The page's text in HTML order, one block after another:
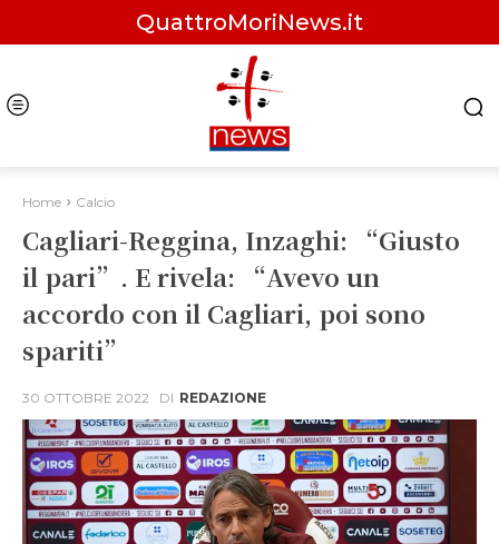
QuattroMoriNews.it
Home Calcio
Cagliari-Reggina, Inzaghi: “Giusto
il pari”. E rivela: “Avevo un
accordo con il Cagliari, poi sono
spariti”
30 OTTOBRE 2022 DI REDAZIONE